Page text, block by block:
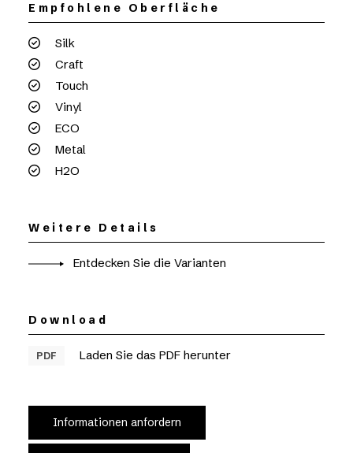
Empfohlene Oberfläche
Silk
Craft
Touch
Vinyl
ECO
Metal
H2O
Weitere Details
Entdecken Sie die Varianten
Download
PDF Laden Sie das PDF herunter
Informationen anfordern